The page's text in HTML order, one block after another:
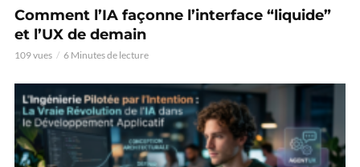
Comment l’IA façonne l’interface “liquide”
et l’UX de demain
109 vues 6 Minutes de lecture